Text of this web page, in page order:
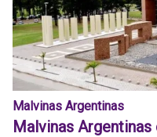
Malvinas Argentinas
Malvinas